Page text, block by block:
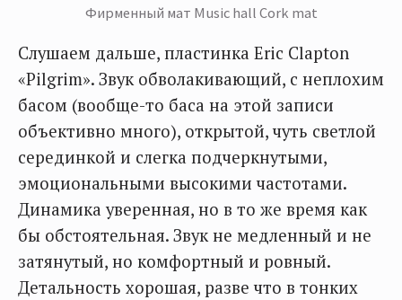
Фирменный мат Music hall Cork mat
Слушаем дальше, пластинка Eric Clapton
«Pilgrim». Звук обволакивающий, с неплохим
басом (вообще-то баса на этой записи
объективно много), открытой, чуть светлой
серединкой и слегка подчеркнутыми,
эмоциональными высокими частотами.
Динамика уверенная, но в то же время как
бы обстоятельная. Звук не медленный и не
затянутый, но комфортный и ровный.
Детальность хорошая, разве что в тонких